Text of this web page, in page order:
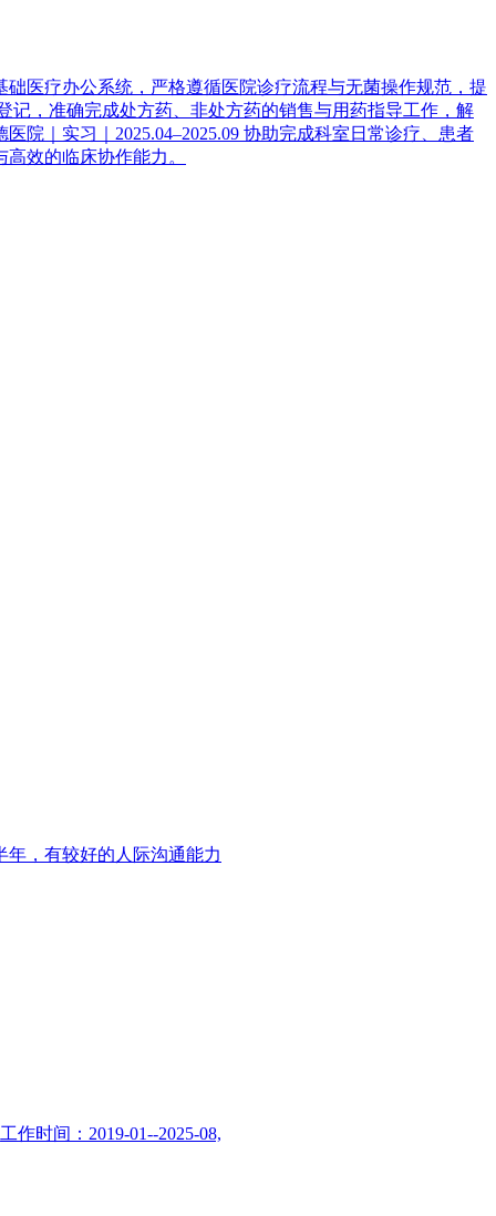
医疗办公系统，严格遵循医院诊疗流程与无菌操作规范，提
记，准确完成处方药、非处方药的销售与用药指导工作，解
院｜实习｜2025.04–2025.09 协助完成科室日常诊疗、患者
效的临床协作能力。
，有较好的人际沟通能力
作时间：2019-01--2025-08,